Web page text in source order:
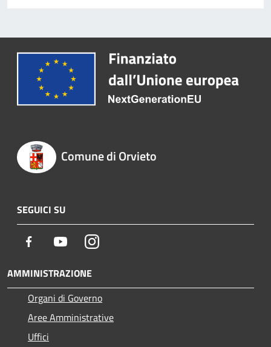
Comune di Orvieto
SEGUICI SU
Facebook YoutubeInstagram
AMMINISTRAZIONE
Organi di Governo
Aree Amministrative
Uffici